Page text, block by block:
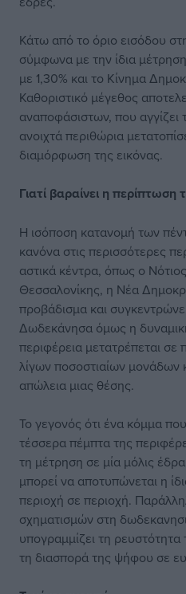
Κάτω από το όριο εισόδου
σύμφωνα με την ίδια
με 1,30% και το Κίνημα
Καθοριστικό μέγεθος
αναποφάσιστων, που αγγίζει
ανοιχτά περιθώρια
διαμόρφωση της εικόνας.
Γιατί βαραίνει η περίπτωση
Η ισόποση κατανομή των
κανόνα στις περισσότερες
αστικά κέντρα, όπως ο
Θεσσαλονίκης, η Νέα
προβάδισμα και
Δωδεκάνησα όμως η
περιφέρεια μετατρέπεται
λίγων ποσοστιαίων μονάδων
απώλεια μιας θέσης.
Το γεγονός ότι ένα κόμμα
τέσσερα πέμπτα της
τη μέτρηση σε μία μόλις
μπορεί να αποτυπώνεται η
περιοχή σε περιοχή.
σχηματισμών στη
υπογραμμίζει τη
τη διασπορά της ψήφου σε